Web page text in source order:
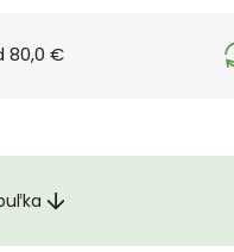
80,0 €